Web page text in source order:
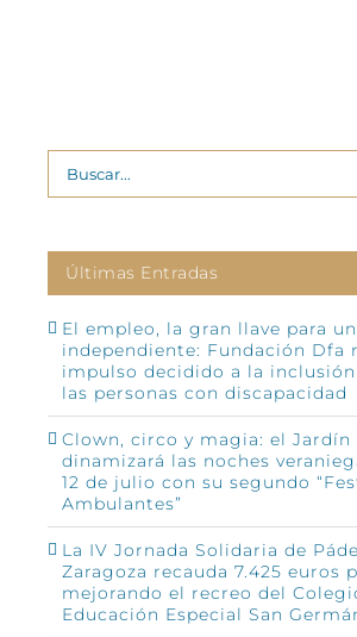
Buscar:
Últimas Entradas
El empleo, la gran llave para
independiente: Fundación Dfa
impulso decidido a la
las personas con discapacidad
Clown, circo y magia: el Jardín
dinamizará las noches
12 de julio con su segundo
Ambulantes”
La IV Jornada Solidaria de
Zaragoza recauda 7.425 euros
mejorando el recreo del
Educación Especial San